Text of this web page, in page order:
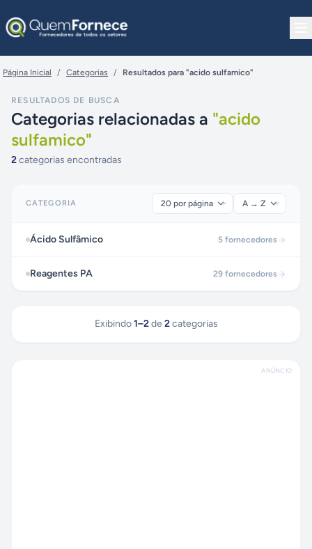
Página Inicial / Categorias / Resultados para "acido sulfamico"
RESULTADOS DE BUSCA
Categorias relacionadas a "acido
sulfamico"
2categorias encontradas
CATEGORIA
Ácido Sulfâmico 5 fornecedores
Reagentes PA 29 fornecedores
Exibindo 1–2 de 2 categorias
ANÚNCIO